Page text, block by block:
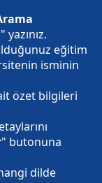
" yazınız.
eğitim
isminin
özet bilgileri
" butonuna
dilde